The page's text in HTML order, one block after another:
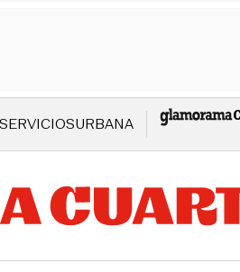
SERVICIOSURBANA